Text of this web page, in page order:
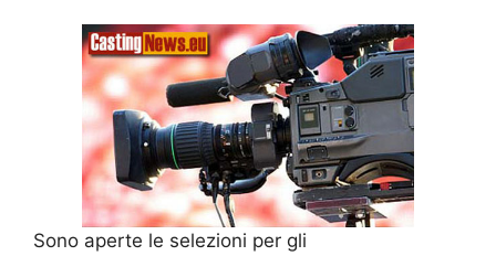
Sono aperte le selezioni per gli